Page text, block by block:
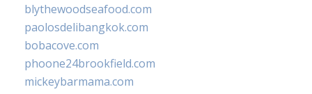
blythewoodseafood.com
paolosdelibangkok.com
bobacove.com
phoone24brookfield.com
mickeybarmama.com